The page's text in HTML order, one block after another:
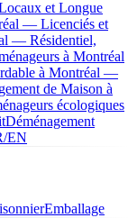
et Longue
— Licenciés et
— Résidentiel,
à Montréal
à Montréal —
de Maison à
écologiques
Déménagement
EN
Emballage